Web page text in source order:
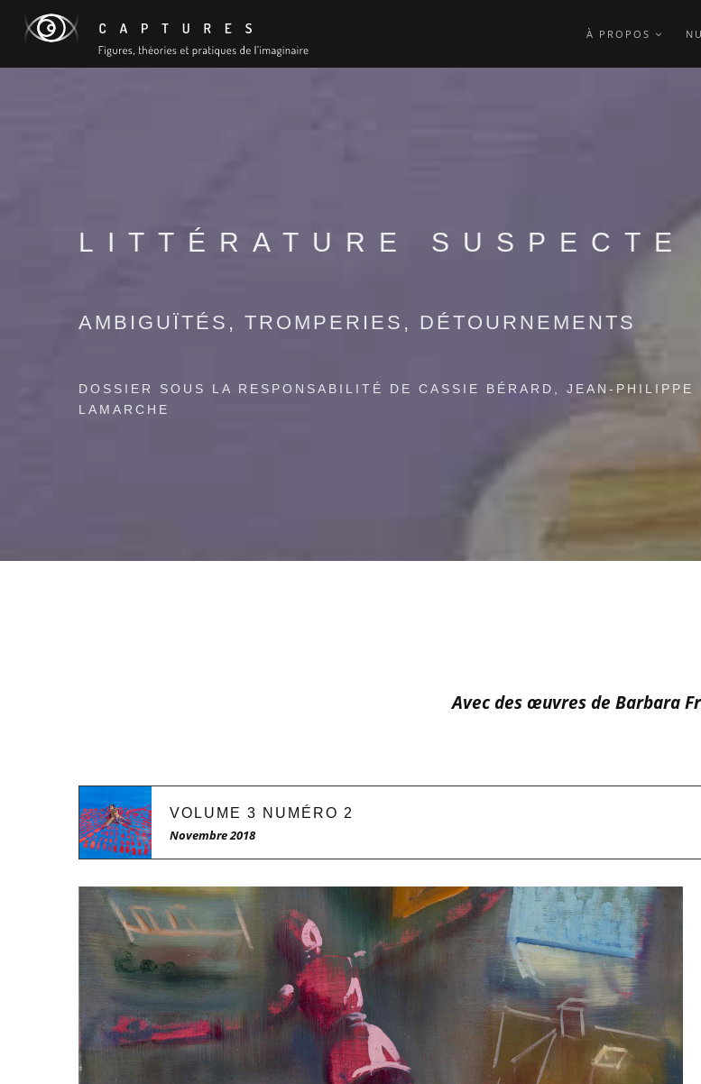
À PROPOS
LITTÉRATURE SUSPECTE
AMBIGUÏTÉS, TROMPERIES, DÉTOURNEMENTS
DOSSIER SOUS LA RESPONSABILITÉ DE CASSIE BÉRARD, JEAN-PHILIPPE
LAMARCHE
Avec des œuvres de Barbara
VOLUME 3 NUMÉRO 2
Novembre 2018